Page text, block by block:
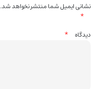
نشانی ایمیل شما منتشر نخواهد شد.
*
دیدگاه *